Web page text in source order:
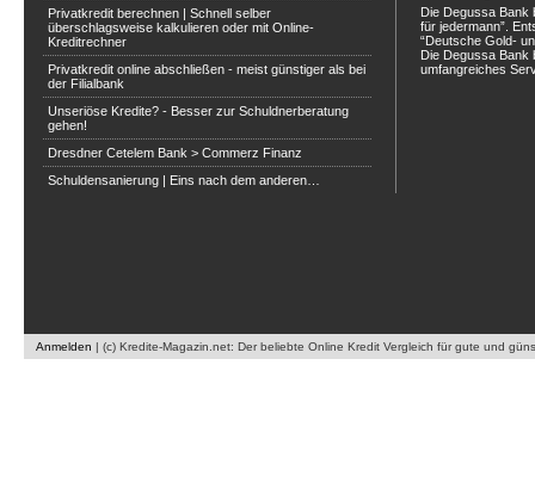
Privatkredit berechnen | Schnell selber
überschlagsweise kalkulieren oder mit Online-
Kreditrechner
Privatkredit online abschließen - meist günstiger als bei
der Filialbank
Unseriöse Kredite? - Besser zur Schuldnerberatung
gehen!
Dresdner Cetelem Bank > Commerz Finanz
Schuldensanierung | Eins nach dem anderen…
Die Degussa Bank
für jedermann”.
“Deutsche Gold-
Die Degussa Bank
umfangreiches
Anmelden | (c) Kredite-Magazin.net: Der beliebte Online Kredit Vergleich für gute und